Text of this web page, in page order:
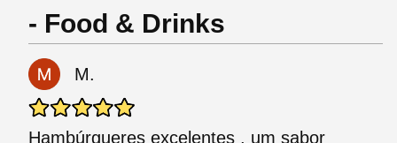
- Food & Drinks
M.
Hambúrgueres excelentes , um sabor